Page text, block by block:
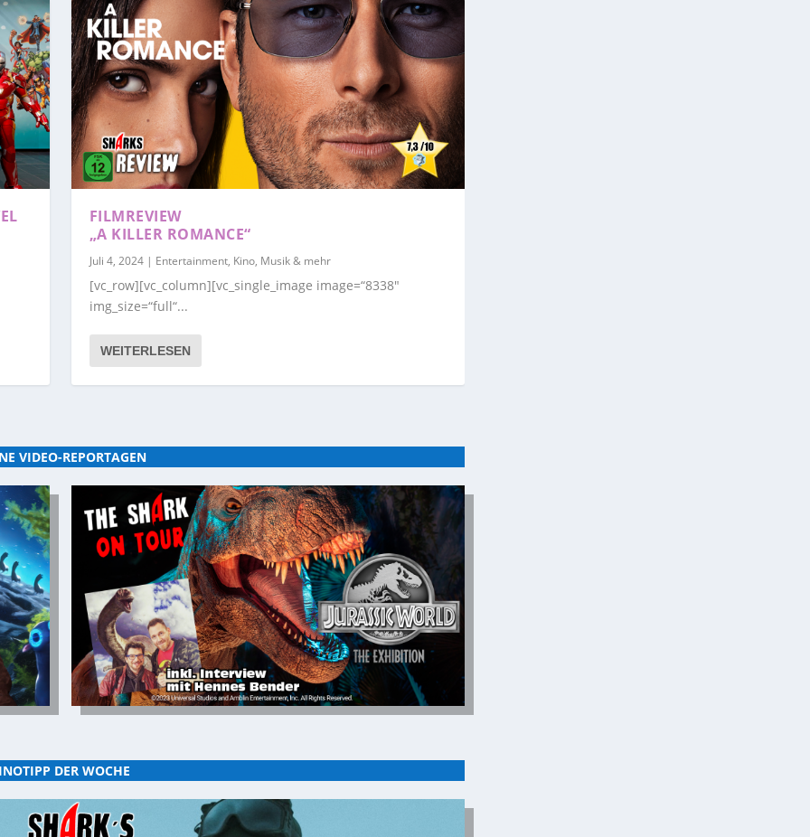
FILMREVIEW
„A KILLER ROMANCE“
Juli 4, 2024| Entertainment, Kino, Musik & mehr
[vc_row][vc_column][vc_single_image image=“8338″
img_size=“full“...
WEITERLESEN
VIDEO-REPORTAGEN
DER WOCHE